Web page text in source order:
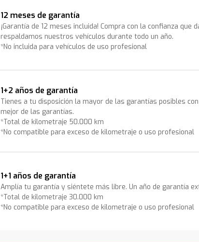
12 meses de garantía
¡Garantía de 12 meses incluida! Compra con la confianza que
respaldamos nuestros vehículos durante todo un año.
*No incluida para vehículos de uso profesional
1+2 años de garantía
Tienes a tu disposición la mayor de las garantías posibles con
mejor de las garantías.
*Total de kilometraje 50.000 km
*No compatible para exceso de kilometraje o uso profesional
1+1 años de garantía
Amplía tu garantía y siéntete más libre. Un año de garantía
*Total de kilometraje 30.000 km
*No compatible para exceso de kilometraje o uso profesional